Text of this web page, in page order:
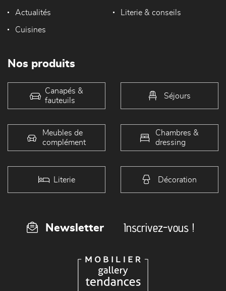
Actualités Literie & conseils
Cuisines
Nos produits
Canapés &
fauteuils
Séjours
Meubles de
complément
Chambres &
dressing
Literie Décoration
Newsletter Inscrivez-vous !